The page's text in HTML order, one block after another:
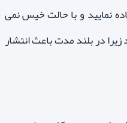
و با حالت خیس نمی
زیرا در بلند مدت باعث انتشار